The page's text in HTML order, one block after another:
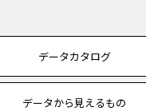
データカタログ
データから見えるもの